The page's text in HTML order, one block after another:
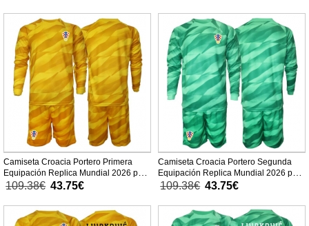
Camiseta Croacia Portero Primera
Equipación Replica Mundial 2026 para
niños mangas largas (+ Pantalones
109.38€ 43.75€
Camiseta Croacia Portero Segunda
Equipación Replica Mundial 2026 para
niños mangas largas (+ Pantalones
109.38€ 43.75€